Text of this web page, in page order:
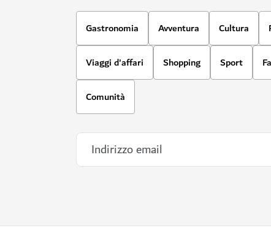
Gastronomia Avventura Cultura
Viaggi d'affari Shopping Sport
Comunità